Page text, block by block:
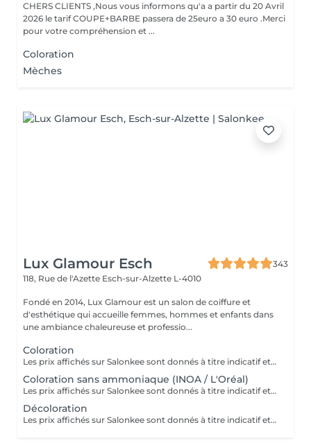
CHERS CLIENTS ,Nous vous informons qu'a a partir du 20 Avril
2026 le tarif COUPE+BARBE passera de 25euro a 30 euro .Merci
pour votre compréhension et ...
Coloration
Mèches
Lux Glamour Esch
343
118, Rue de l'Azette Esch-sur-Alzette L-4010
Fondé en 2014, Lux Glamour est un salon de coiffure et
d'esthétique qui accueille femmes, hommes et enfants dans
une ambiance chaleureuse et professio...
Coloration
Les prix affichés sur Salonkee sont donnés à titre indicatif et représentent les tarifs de base. Ceux-ci peuvent varier en fonction du diagnostic effectué lors de votre arrivée au salon et de l'expertise du professionnel à qui vous confiez vos soins de beauté. Dans tout les cas, un devis détaillé vous sera proposé et toute prestation sera réalisée avec votre accord.
Coloration sans ammoniaque (INOA / L'Oréal)
Les prix affichés sur Salonkee sont donnés à titre indicatif et représentent les tarifs de base. Ceux-ci peuvent varier en fonction du diagnostic effectué lors de votre arrivée au salon et de l'expertise du professionnel à qui vous confiez vos soins de beauté. Dans tout les cas, un devis détaillé vous sera proposé et toute prestation sera réalisée avec votre accord.
Décoloration
Les prix affichés sur Salonkee sont donnés à titre indicatif et représentent les tarifs de base. Ceux-ci peuvent varier en fonction du diagnostic effectué lors de votre arrivée au salon et de l'expertise du professionnel à qui vous confiez vos soins de beauté. Dans tout les cas, un devis détaillé vous sera proposé et toute prestation sera réalisée avec votre accord.